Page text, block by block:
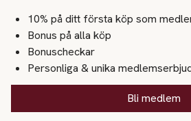
10% på ditt första köp som
Bonus på alla köp
Bonuscheckar
Personliga & unika
Bli medlem